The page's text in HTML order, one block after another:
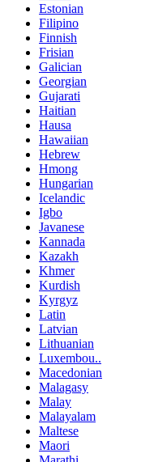
Estonian
Filipino
Finnish
Frisian
Galician
Georgian
Gujarati
Haitian
Hausa
Hawaiian
Hebrew
Hmong
Hungarian
Icelandic
Igbo
Javanese
Kannada
Kazakh
Khmer
Kurdish
Kyrgyz
Latin
Latvian
Lithuanian
Luxembou..
Macedonian
Malagasy
Malay
Malayalam
Maltese
Maori